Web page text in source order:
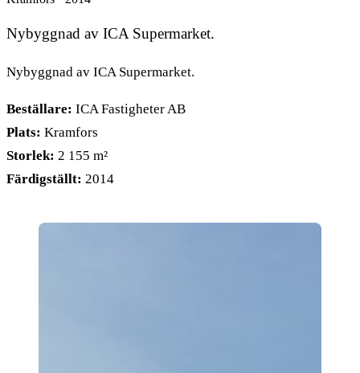
Nybyggnad av ICA Supermarket.
Nybyggnad av ICA Supermarket.
Beställare: ICA Fastigheter AB
Plats: Kramfors
Storlek: 2 155 m²
Färdigställt: 2014